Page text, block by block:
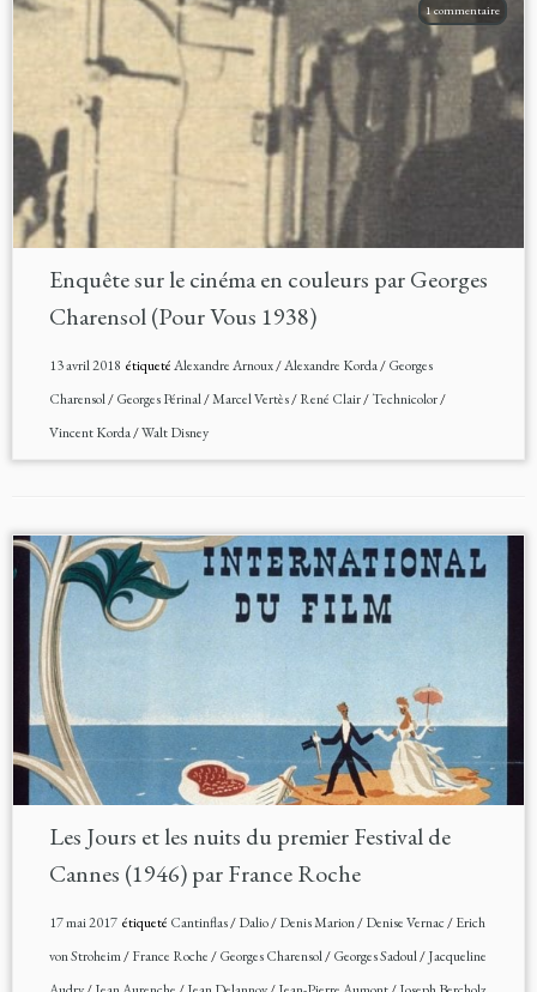
1 commentaire
Enquête sur le cinéma en couleurs par Georges
Charensol (Pour Vous 1938)
13 avril 2018 étiquetéAlexandre Arnoux/Alexandre Korda/Georges
Charensol/Georges Périnal/Marcel Vertès/René Clair/Technicolor/
Vincent Korda/Walt Disney
Les Jours et les nuits du premier Festival de
Cannes (1946) par France Roche
17 mai 2017étiqueté Cantinflas/Dalio/Denis Marion/Denise Vernac/Erich
von Stroheim/France Roche/Georges Charensol/Georges Sadoul/Jacqueline